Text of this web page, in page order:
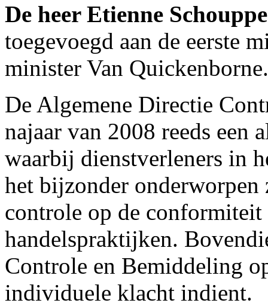
De heer Etienne Schouppe
toegevoegd aan de eerste
minister Van Quickenborne.
De Algemene Directie
najaar van 2008 reeds een
waarbij dienstverleners in
het bijzonder onderworpen
controle op de conformiteit
handelspraktijken.
Controle en Bemiddeling
individuele klacht indient.